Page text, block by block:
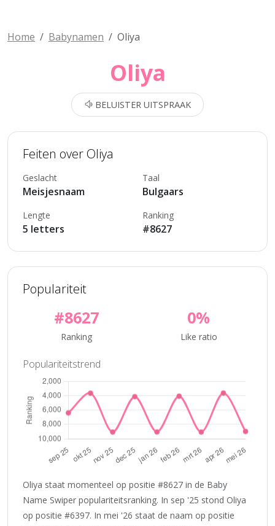
Home Babynamen Oliya
Oliya
BELUISTER UITSPRAAK
Feiten over Oliya
Geslacht
Meisjesnaam
Taal
Bulgaars
Lengte
5 letters
Ranking
#8627
Populariteit
#8627
Ranking
0%
Like ratio
Populariteitstrend
Oliya staat momenteel op positie #8627 in de Baby
Name Swiper populariteitsranking. In sep '25 stond Oliya
op positie #6397. In mei '26 staat de naam op positie